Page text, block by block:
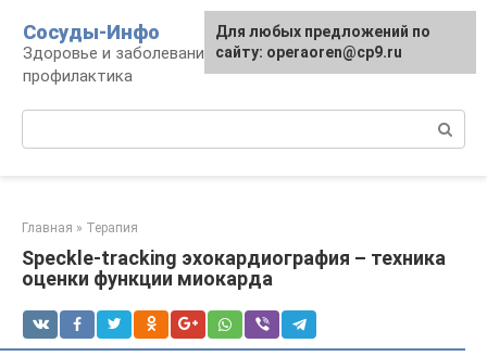
контенту
Сосуды-Инфо
Здоровье и заболевания сосудов и сердца,
профилактика
Главная » Терапия
Speckle-tracking эхокардиография – техника
оценки функции миокарда
Для любых предложений по
сайту: operaoren@cp9.ru